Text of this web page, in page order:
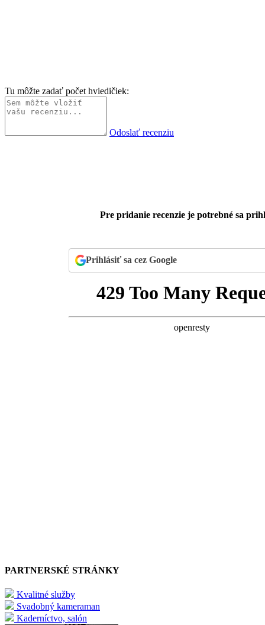
Tu môžte zadať počet hviedičiek:
Odoslať recenziu
Pre pridanie recenzie je potrebné sa
Prihlásiť sa cez Google
PARTNERSKÉ STRÁNKY
Kvalitné služby
Svadobný kameraman
Kaderníctvo, salón